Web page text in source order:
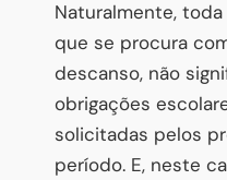
Naturalmente,
que se procura
descanso, não
obrigações
solicitadas pelos
período. E, neste